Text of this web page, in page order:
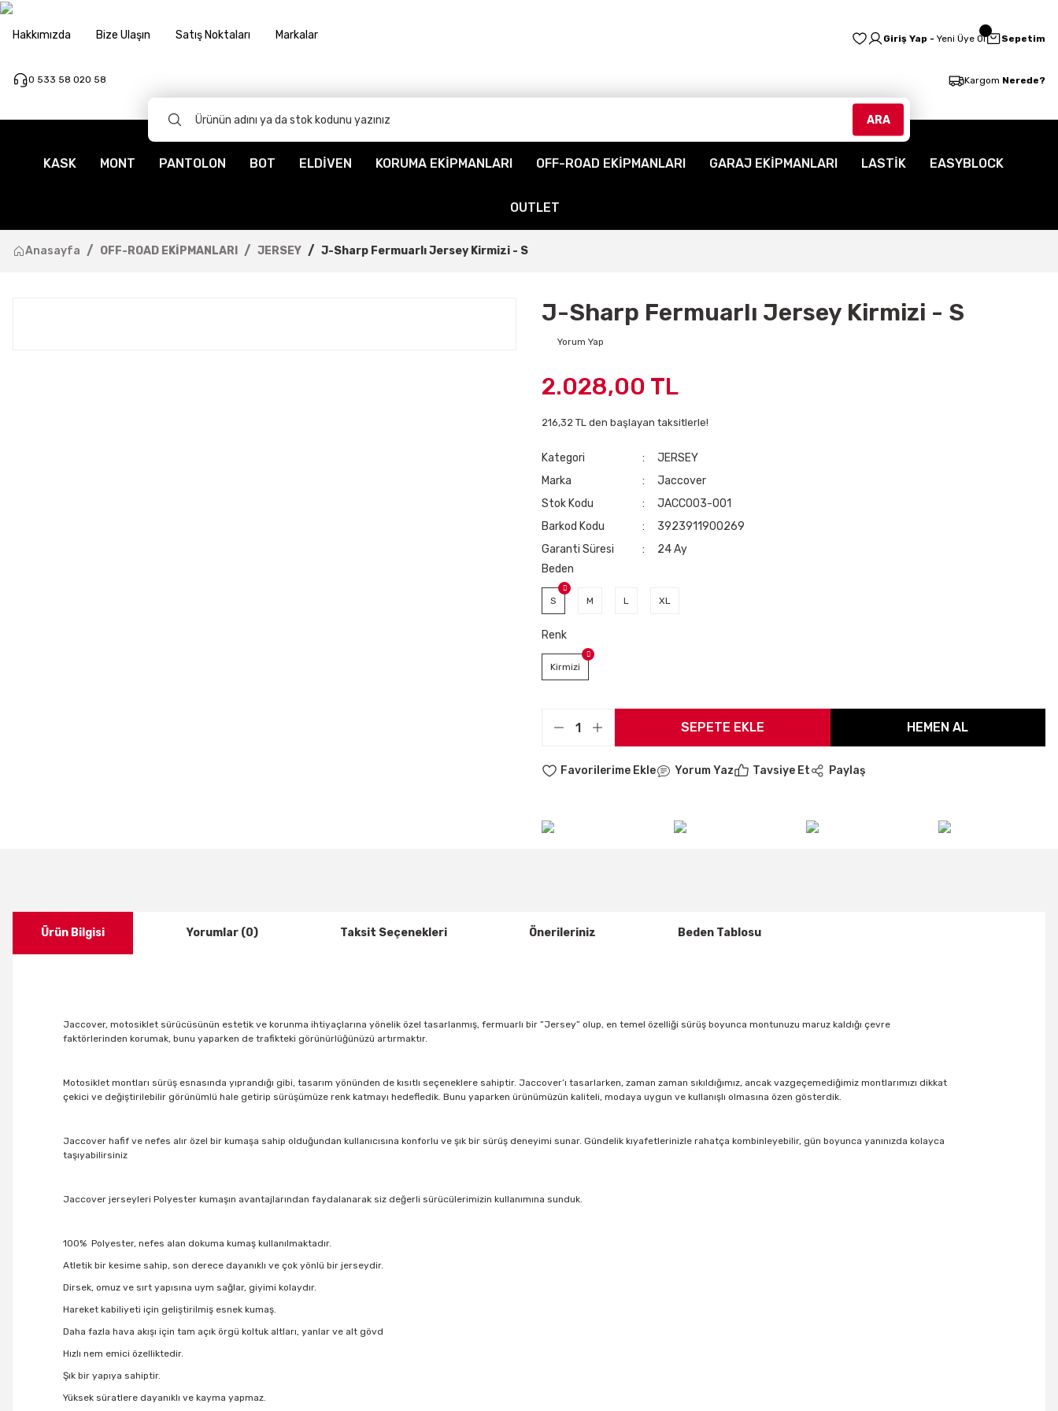
Hakkımızda Bize Ulaşın Satış Noktaları Markalar
0 533 58 020 58
Giriş Yap - Yeni Üye Ol Sepetim
Kargom Nerede?
ARA
KASK MONT PANTOLON BOT ELDİVEN KORUMA EKİPMANLARI OFF-ROAD EKİPMANLARI GARAJ EKİPMANLARI LASTİK EASYBLOCK
OUTLET
Anasayfa OFF-ROAD EKİPMANLARI JERSEY J-Sharp Fermuarlı Jersey Kirmizi - S
J-Sharp Fermuarlı Jersey Kirmizi - S
Yorum Yap
2.028,00 TL
216,32 TL den başlayan taksitlerle!
Kategori
JERSEY
Marka
Jaccover
Stok Kodu
JACC003-001
Barkod Kodu
3923911900269
Garanti Süresi
24 Ay
Beden
S M L XL
Renk
Kirmizi
SEPETE EKLE HEMEN AL
Yorum Yaz Tavsiye Et Paylaş
Ürün Bilgisi Yorumlar (0) Taksit Seçenekleri Önerileriniz Beden Tablosu
Jaccover, motosiklet sürücüsünün estetik ve korunma ihtiyaçlarına yönelik özel tasarlanmış, fermuarlı bir ”Jersey” olup, en temel özelliği sürüş boyunca montunuzu maruz kaldığı çevre
faktörlerinden korumak, bunu yaparken de trafikteki görünürlüğünüzü artırmaktır.
Motosiklet montları sürüş esnasında yıprandığı gibi, tasarım yönünden de kısıtlı seçeneklere sahiptir. Jaccover’ı tasarlarken, zaman zaman sıkıldığımız, ancak vazgeçemediğimiz montlarımızı dikkat
çekici ve değiştirilebilir görünümlü hale getirip sürüşümüze renk katmayı hedefledik. Bunu yaparken ürünümüzün kaliteli, modaya uygun ve kullanışlı olmasına özen gösterdik.
Jaccover hafif ve nefes alır özel bir kumaşa sahip olduğundan kullanıcısına konforlu ve şık bir sürüş deneyimi sunar. Gündelik kıyafetlerinizle rahatça kombinleyebilir, gün boyunca yanınızda kolayca
taşıyabilirsiniz
Jaccover jerseyleri Polyester kumaşın avantajlarından faydalanarak siz değerli sürücülerimizin kullanımına sunduk.
100% Polyester, nefes alan dokuma kumaş kullanılmaktadır.
Atletik bir kesime sahip, son derece dayanıklı ve çok yönlü bir jerseydir.
Dirsek, omuz ve sırt yapısına uym sağlar, giyimi kolaydır.
Hareket kabiliyeti için geliştirilmiş esnek kumaş.
Daha fazla hava akışı için tam açık örgü koltuk altları, yanlar ve alt gövd
Hızlı nem emici özelliktedir.
Şık bir yapıya sahiptir.
Yüksek süratlere dayanıklı ve kayma yapmaz.